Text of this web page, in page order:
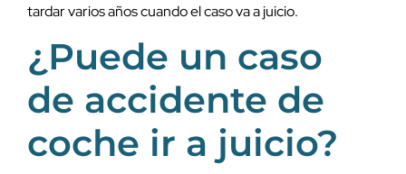
tardar varios años cuando el caso va a juicio.
¿Puede un caso
de accidente de
coche ir a juicio?